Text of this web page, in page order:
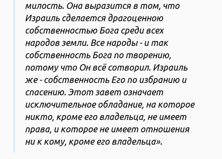
милость. Она выразится в том, что
Израиль сделается драгоценною
собственностью Бога среди всех
народов земли. Все народы - и так
собственность Бога по творению,
потому что Он всё сотворил. Израиль
же - собственность Его по избранию и
спасению. Этот завет означает
исключительное обладание, на которое
никто, кроме его владельца, не имеет
права, и которое не имеет отношения
ни к кому, кроме его владельца».